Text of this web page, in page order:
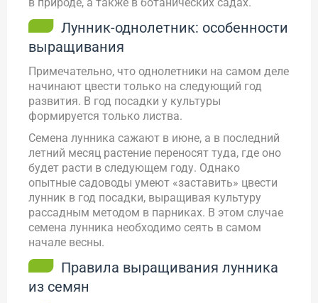
Лунник-однолетник: особенности
выращивания
Примечательно, что однолетники на самом деле
начинают цвести только на следующий год
развития. В год посадки у культуры
формируется только листва.
Семена лунника сажают в июне, а в последний
летний месяц растение переносят туда, где оно
будет расти в следующем году. Однако
опытные садоводы умеют «заставить» цвести
лунник в год посадки, выращивая культуру
рассадным методом в парниках. В этом случае
семена лунника необходимо сеять в самом
начале весны.
Правила выращивания лунника
из семян